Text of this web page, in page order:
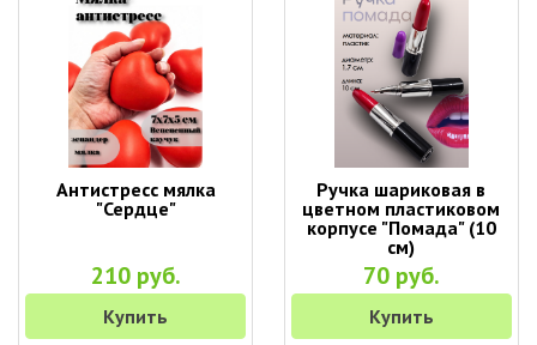
Антистресс мялка
"Сердце"
210 руб.
Купить
Ручка шариковая в
цветном пластиковом
корпусе "Помада" (10
см)
70 руб.
Купить